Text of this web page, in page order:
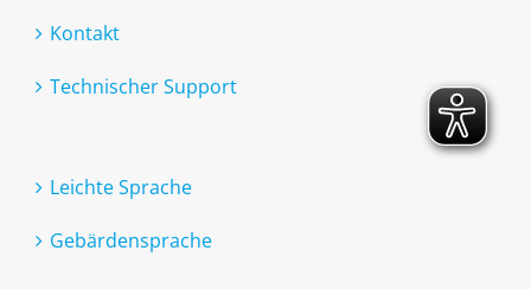
Kontakt
Technischer Support
Leichte Sprache
Gebärdensprache